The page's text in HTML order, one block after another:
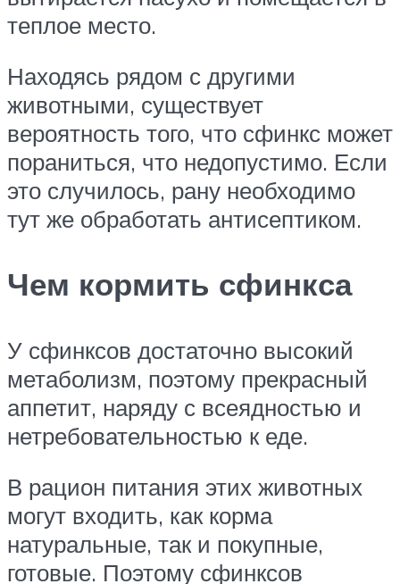
теплое место.
Находясь рядом с другими
животными, существует
вероятность того, что сфинкс может
пораниться, что недопустимо. Если
это случилось, рану необходимо
тут же обработать антисептиком.
Чем кормить сфинкса
У сфинксов достаточно высокий
метаболизм, поэтому прекрасный
аппетит, наряду с всеядностью и
нетребовательностью к еде.
В рацион питания этих животных
могут входить, как корма
натуральные, так и покупные,
готовые. Поэтому сфинксов